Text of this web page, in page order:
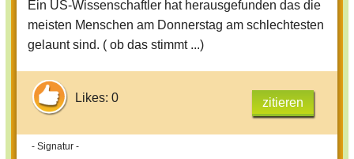
Ein US-Wissenschaftler hat herausgefunden das die
meisten Menschen am Donnerstag am schlechtesten
gelaunt sind. ( ob das stimmt ...)
Likes: 0 zitieren
- Signatur -